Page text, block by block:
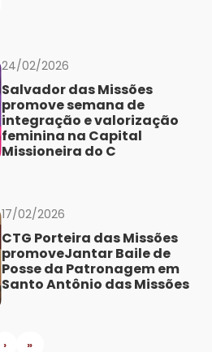
24/02/2026
Salvador das Missões
promove semana de
integração e valorização
feminina na Capital
Missioneira do C
17/02/2026
CTG Porteira das Missões
promoveJantar Baile de
Posse da Patronagem em
Santo Antônio das Missões
› »